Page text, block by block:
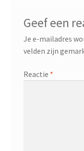
Geef een
Je e-mailadres
velden zijn
Reactie *